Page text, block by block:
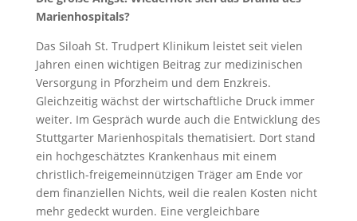
Marienhospitals?
Das Siloah St. Trudpert Klinikum leistet seit vielen
Jahren einen wichtigen Beitrag zur medizinischen
Versorgung in Pforzheim und dem Enzkreis.
Gleichzeitig wächst der wirtschaftliche Druck immer
weiter. Im Gespräch wurde auch die Entwicklung des
Stuttgarter Marienhospitals thematisiert. Dort stand
ein hochgeschätztes Krankenhaus mit einem
christlich-freigemeinnützigen Träger am Ende vor
dem finanziellen Nichts, weil die realen Kosten nicht
mehr gedeckt wurden. Eine vergleichbare